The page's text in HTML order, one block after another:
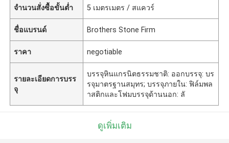
จำนวนสั่งซื้อขั้นต่ำ 5 เมตรเมตร / สแควร์
ชื่อแบรนด์ Brothers Stone Firm
ราคา negotiable
รายละเอียดการบรร
จุ
บรรจุหินแกรนิตธรรมชาติ: ออกบรรจุ: บร
รจุมาตรฐานสมุทร; บรรจุภายใน: ฟิล์มพล
าสติกและโฟมบรรจุด้านนอก: ลั
ดูเพิ่มเติม